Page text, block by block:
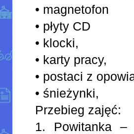
• magnetofon
• płyty CD
• klocki,
• karty pracy,
• postaci z
• śnieżynki,
Przebieg zajęć:
1. Powitanka –